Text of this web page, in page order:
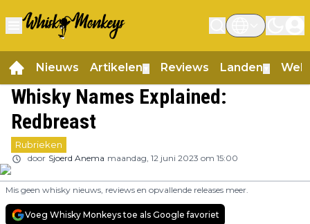
Nieuws Artikelen Reviews Landen
Whisky Names Explained:
Redbreast
Rubrieken
door Sjoerd Anema maandag, 12 juni 2023 om 15:00
Mis geen whisky nieuws, reviews en opvallende releases meer.
Voeg Whisky Monkeys toe als Google favoriet